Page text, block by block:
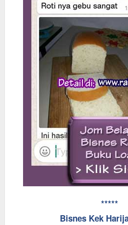
*****
Bisnes Kek